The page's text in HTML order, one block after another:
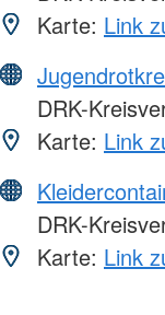
Karte: Link
DRK-
Karte: Link
DRK-
Karte: Link